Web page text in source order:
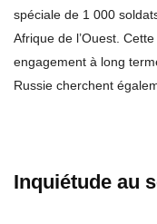
spéciale de 1 000
Afrique de l’Ouest.
engagement à long
Russie cherchent
Inquiétude au